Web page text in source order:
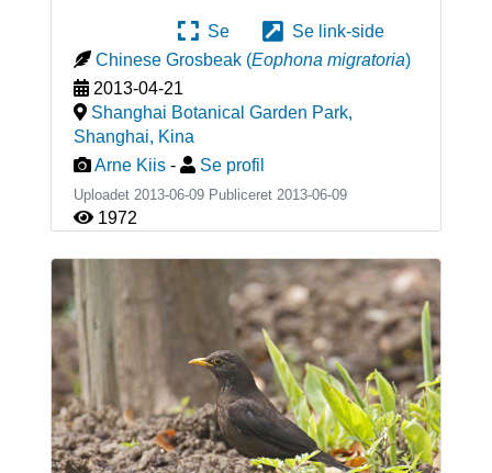
Se
Se link-side
Chinese Grosbeak (Eophona migratoria)
2013-04-21
Shanghai Botanical Garden Park,
Shanghai, Kina
Arne Kiis - Se profil
Uploadet 2013-06-09 Publiceret 2013-06-09
1972